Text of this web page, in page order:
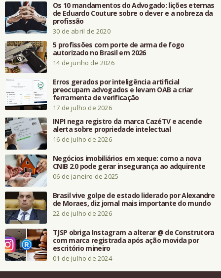
Os 10 mandamentos do Advogado: lições eternas
de Eduardo Couture sobre o dever e a nobreza da
profissão
30 de abril de 2020
5 profissões com porte de arma de fogo
autorizado no Brasil em 2026
14 de junho de 2026
Erros gerados por inteligência artificial
preocupam advogados e levam OAB a criar
ferramenta de verificação
17 de julho de 2026
INPI nega registro da marca CazéTV e acende
alerta sobre propriedade intelectual
16 de julho de 2026
Negócios imobiliários em xeque: como a nova
CNIB 2.0 pode gerar insegurança ao adquirente
06 de janeiro de 2025
Brasil vive golpe de estado liderado por Alexandre
de Moraes, diz jornal mais importante do mundo
22 de julho de 2026
TJSP obriga Instagram a alterar @ de Construtora
com marca registrada após ação movida por
escritório mineiro
01 de julho de 2024